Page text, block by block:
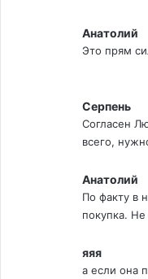
Анатолий
Это прям
Серпень
Согласен
всего,
Анатолий
По факту в
покупка.
яяя
а если она